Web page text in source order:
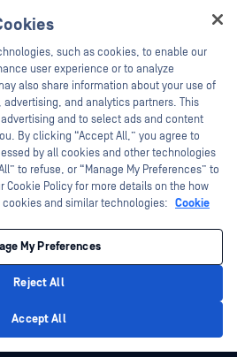
ホワイトペーパー
無料ツール
、MetaDefender、Metascan、
File. Trust No Device.、OPSWAT 、Protecting the
CDR™ Technology、InQuest、InQuestロゴ、
、およびJoin the Huntは、OPSWAT の商標
の所有者の財産です。
ー クッキー設定
such as cookies, to enable our
user experience or to analyze
also share information about your use of
and analytics partners. This
and to select ads and content
By clicking “Accept All,” you agree to
by all cookies and other technologies
to refuse, or “Manage My Preferences” to
Cookie Policy for more details on the how
and similar technologies: Cookie
My Preferences
Reject All
Accept All
there!
your OPSWAT virtual assistant.
can I help you secure what's critical